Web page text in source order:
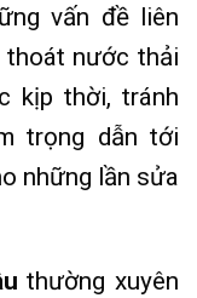
vấn đề liên
thoát nước thải
kịp thời, tránh
trọng dẫn tới
những lần sửa
thường xuyên